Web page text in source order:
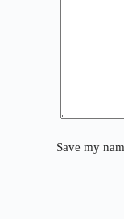
Save my